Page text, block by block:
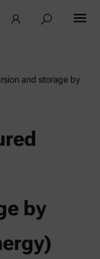
and storage by
by